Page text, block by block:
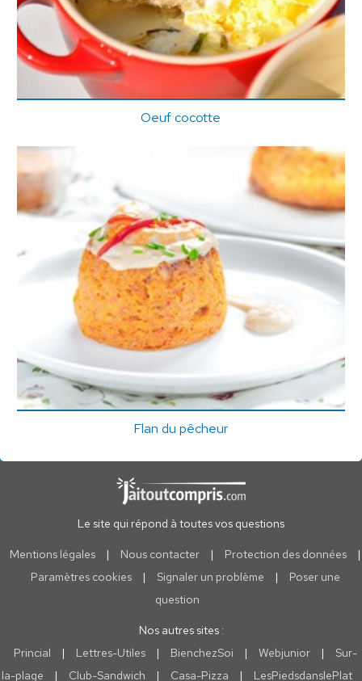
Oeuf cocotte
Flan du pêcheur
Le site qui répond à toutes vos questions
Mentions légales | Nous contacter | Protection des données
|
Paramètres cookies
| Signaler un problème |
Poser une
question
Nos autres sites :
Princial
| Lettres-Utiles | BienchezSoi | Webjunior |
Sur-
la-plage
| Club-Sandwich | Casa-Pizza | LesPiedsdanslePlat